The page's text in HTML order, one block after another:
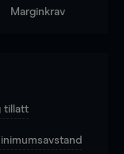
Marginkrav
tillatt